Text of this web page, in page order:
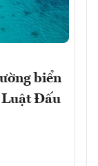
biển
Luật Đấu